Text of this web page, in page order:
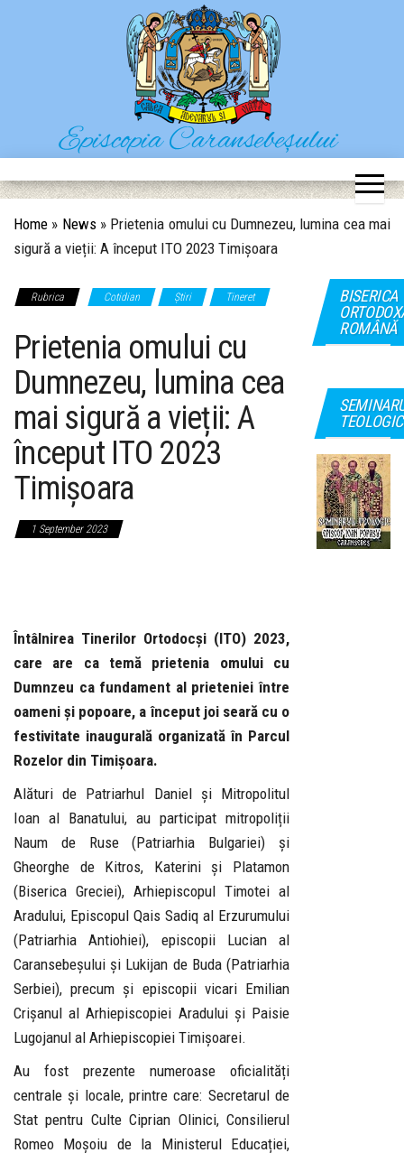
Episcopia Caransebeșului
Situl oficial al Episcopiei Caransebeșului
Home » News» Prietenia omului cu Dumnezeu, lumina cea mai
sigură a vieții: A început ITO 2023 Timișoara
Rubrica Cotidian Știri Tineret
Prietenia omului cu
Dumnezeu, lumina cea
mai sigură a vieții: A
început ITO 2023
Timișoara
1 September 2023
Întâlnirea Tinerilor Ortodocși (ITO) 2023,
care are ca temă prietenia omului cu
Dumnzeu ca fundament al prieteniei între
oameni și popoare, a început joi seară cu o
festivitate inaugurală organizată în Parcul
Rozelor din Timișoara.
Alături de Patriarhul Daniel și Mitropolitul
Ioan al Banatului, au participat mitropoliții
Naum de Ruse (Patriarhia Bulgariei) și
Gheorghe de Kitros, Katerini și Platamon
(Biserica Greciei), Arhiepiscopul Timotei al
Aradului, Episcopul Qais Sadiq al Erzurumului
(Patriarhia Antiohiei), episcopii Lucian al
Caransebeșului și Lukijan de Buda (Patriarhia
Serbiei), precum și episcopii vicari Emilian
Crișanul al Arhiepiscopiei Aradului și Paisie
Lugojanul al Arhiepiscopiei Timișoarei.
Au fost prezente numeroase oficialități
centrale și locale, printre care: Secretarul de
Stat pentru Culte Ciprian Olinici, Consilierul
Romeo Moșoiu de la Ministerul Educației,
BISERICA
ROMÂNĂ
TEOLOGIC